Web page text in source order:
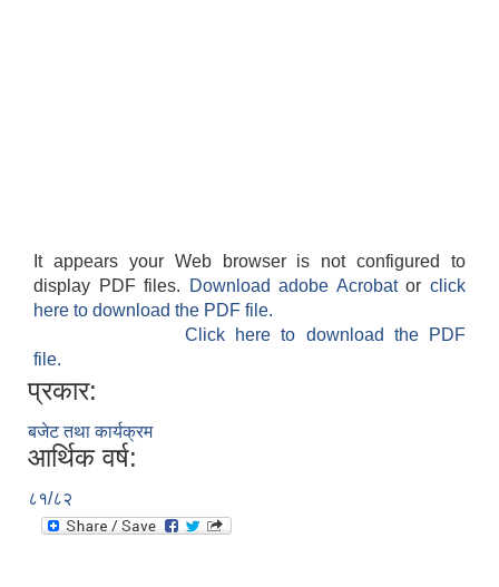
It appears your Web browser is not configured to
display PDF files.
Download adobe Acrobatorclick
here to download the PDF file.
Click here to download the PDF
file.
प्रकार:
बजेट तथा कार्यक्रम
आर्थिक वर्ष:
८१/८२